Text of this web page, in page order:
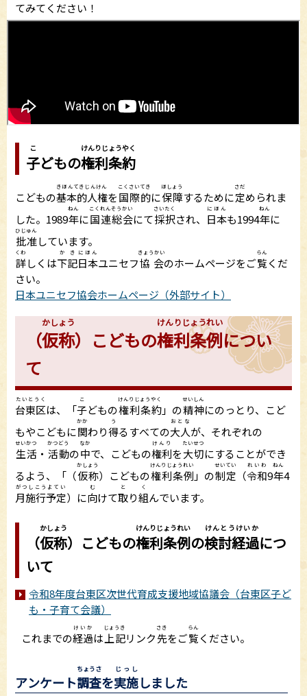
てみてください！
子
こ
どもの権利条約
けんりじょうやく
こどもの基本的人権
きほんてきじんけん
を国際的
こくさいてき
に保障
ほしょう
するために定
さだ
められま
した。1989年
ねん
に国連総会
こくれんそうかい
にて採択
さいたく
され、 日本
にほん
も1994年
ねん
に
批准
ひじゅん
しています。
詳
くわ
しくは下記
かき
日本
にほん
ユニセフ協会
きょうかい
のホームページをご覧
らん
くだ
さい。
日本ユニセフ協会ホームページ（外部サイト）
（仮称
かしょう
）こどもの権利条例
けんりじょうれい
につい
て
台東区
たいとうく
は、「子
こ
どもの権利条約
けんりじょうやく
」の精神
せいしん
にのっとり、こど
もやこどもに関
かか
わり得
う
るすべての大人
おとな
が、それぞれの
生活
せいかつ
・ 活動
かつどう
の中
なか
で、こどもの権利
けんり
を大切
たいせつ
にすることができ
るよう、「（仮称
かしょう
）こどもの権利条例
けんりじょうれい
」の制定
せいてい
（令和
れいわ
9年
ねん
4
月施行予定
がつしこうよてい
）に向
む
けて取
と
り組
く
んでいます。
（仮称
かしょう
）こどもの権利条例
けんりじょうれい
の検討経過
けんとうけいか
につ
いて
令和8年度台東区次世代育成支援地域協議会（台東区子ど
も・子育て会議）
これまでの経過
けいか
は 上記
じょうき
リンク先
さき
をご覧
らん
ください。
アンケート調査
ちょうさ
を実施
じっし
しました